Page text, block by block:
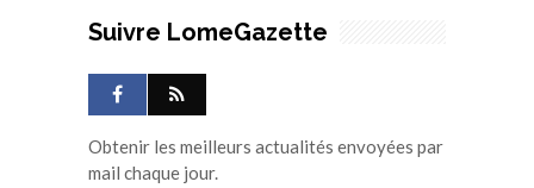
Suivre LomeGazette
Obtenir les meilleurs actualités envoyées par
mail chaque jour.